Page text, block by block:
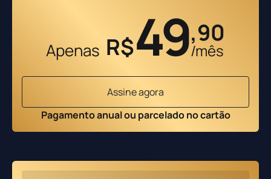
Apenas R$49,90
/mês
Assine agora
Pagamento anual ou parcelado no cartão